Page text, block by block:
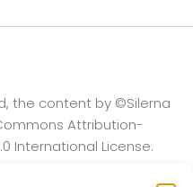
the content by ©Silerna
Attribution-
International License.